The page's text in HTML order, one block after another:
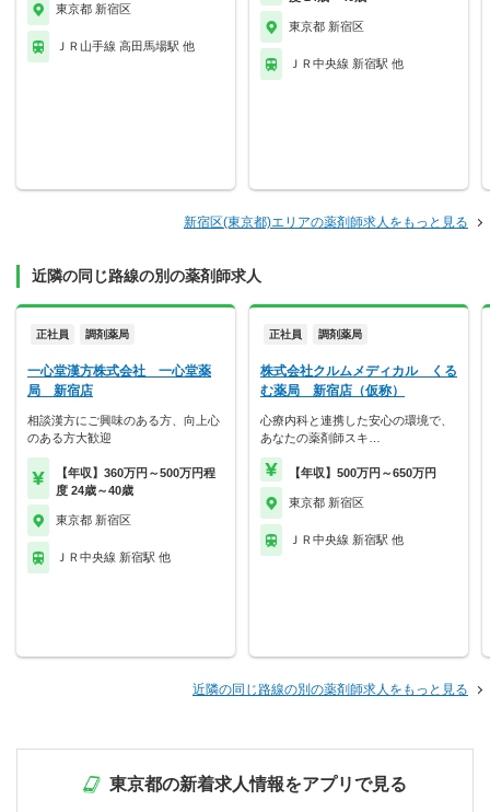
東京都 新宿区
ＪＲ山手線 高田馬場駅 他
東京都 新宿区
ＪＲ中央線 新宿駅 他
新宿区(東京都)エリアの薬剤師求人をもっと見る
近隣の同じ路線の別の薬剤師求人
正社員 調剤薬局
一心堂漢方株式会社 一心堂薬
局 新宿店
相談漢方にご興味のある方、向上心
のある方大歓迎
【年収】360万円～500万円程
度 24歳～40歳
東京都 新宿区
ＪＲ中央線 新宿駅 他
正社員 調剤薬局
株式会社クルムメディカル くる
む薬局 新宿店（仮称）
心療内科と連携した安心の環境で、
あなたの薬剤師スキ…
【年収】500万円～650万円
東京都 新宿区
ＪＲ中央線 新宿駅 他
近隣の同じ路線の別の薬剤師求人をもっと見る
東京都の新着求人情報をアプリで見る